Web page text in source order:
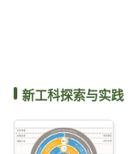
新工科探索与实践